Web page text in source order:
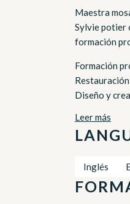
Maestra
Sylvie potier
formación
Formación
Diseño y
Leer más
Inglés